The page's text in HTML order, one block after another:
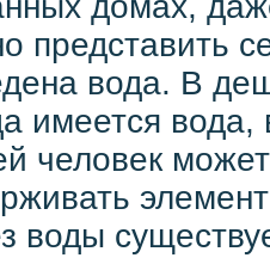
представить
вода. В
имеется
человек
воды